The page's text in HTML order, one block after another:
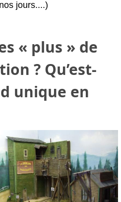
jours....)
« plus » de
? Qu’est-
unique en